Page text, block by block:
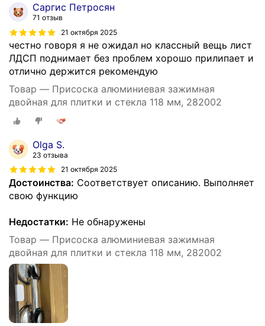
Саргис Петросян
71 отзыв
21 октября 2025
честно говоря я не ожидал но классный вещь лист
ЛДСП поднимает без проблем хорошо прилипает и
отлично держится рекомендую
Товар — Присоска алюминиевая зажимная
двойная для плитки и стекла 118 мм, 282002
Olga S.
23 отзыва
21 октября 2025
Достоинства: Соответствует описанию. Выполняет
свою функцию
Недостатки: Не обнаружены
Товар — Присоска алюминиевая зажимная
двойная для плитки и стекла 118 мм, 282002